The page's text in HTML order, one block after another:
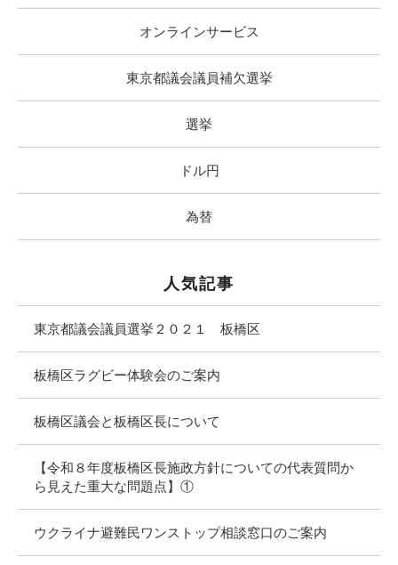
オンラインサービス
東京都議会議員補欠選挙
選挙
ドル円
為替
人気記事
東京都議会議員選挙２０２１ 板橋区
板橋区ラグビー体験会のご案内
板橋区議会と板橋区長について
【令和８年度板橋区長施政方針についての代表質問か
ら見えた重大な問題点】①
ウクライナ避難民ワンストップ相談窓口のご案内